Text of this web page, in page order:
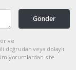
Gönder
ve
doğrudan veya dolaylı
yorumlardan site